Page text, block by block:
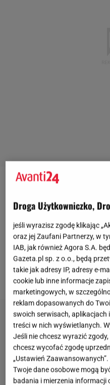
autorskiego. Niegdyś
na całym świecie,
estetyki można przekuć
nie robiąc tego
pomysłem.
Droga Użytkowniczko,
jeśli wyrazisz zgodę klikając
oraz jej Zaufani Partnerzy, w
IAB, jak również Agora S.A.
Gazeta.pl sp. z o.o., będą
takie jak adresy IP, adresy e-
cookie lub inne informacje
marketingowych, w
reklam dopasowanych do
swoich serwisach, aplikacjach
treści w nich wyświetlanych.
Jeśli nie chcesz wyrazić
chcesz wycofać zgodę
„Ustawień Zaawansowanych”.
Twoje dane osobowe mogą
badania i mierzenia